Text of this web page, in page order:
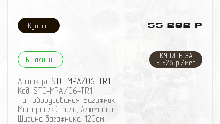
повреждений чрезвычайно стоек к коррозии.
Светодиодная оптика в комплект НЕ ВХОДИТ!
55 282 Р
В наличии
КУПИТЬ ЗА
5 528 р./мес
Артикул: STC-MPA/06-TR1
Код: STC-MPA/06-TR1
Тип оборудования: Багажник
Материал: Сталь, Алюминий
Ширина багажника: 120см